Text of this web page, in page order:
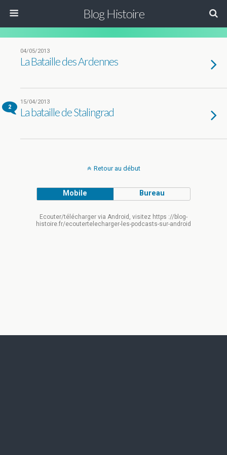
Blog Histoire
04/05/2013
La Bataille des Ardennes
2
15/04/2013
La bataille de Stalingrad
Retour au début
Mobile Bureau
Ecouter/télécharger via Android, visitez https ://blog-
histoire.fr/ecoutertelecharger-les-podcasts-sur-android